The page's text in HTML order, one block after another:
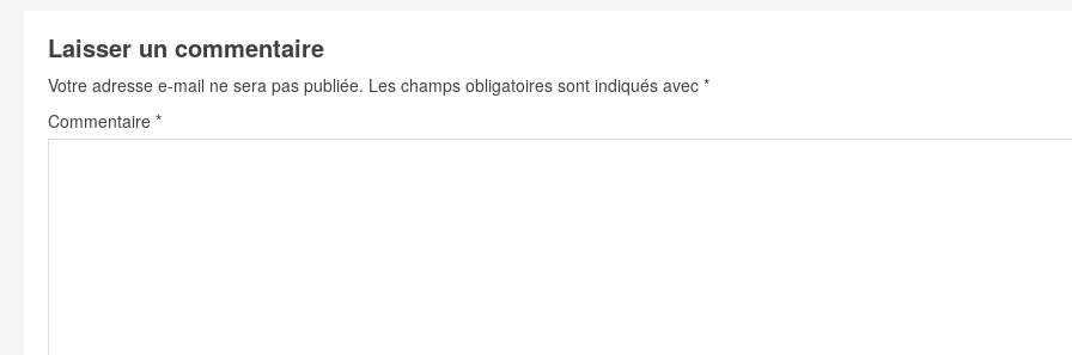
t
i
n
u
Laisser un commentaire
Votre adresse e-mail ne sera pas publiée. Les champs obligatoires sont indiqués avec *
Commentaire *